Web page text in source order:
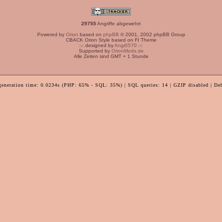
29755Angriffe abgewehrt
Powered by Orion based on phpBB © 2001, 2002 phpBB Group
CBACK Orion Style based on FI Theme
:-: designed byAngi0570 :-:
Supported by OrionMods.de
Alle Zeiten sind GMT + 1 Stunde
time: 0.0234s (PHP: 65% - SQL: 35%) | SQL queries: 14 | GZIP disabled |